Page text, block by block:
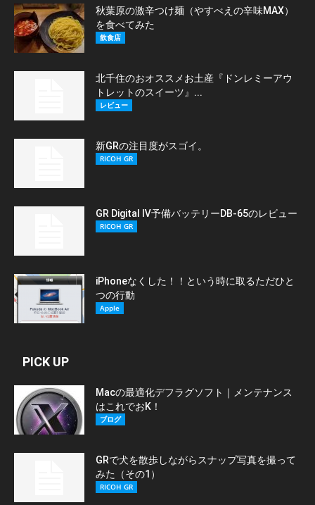
秋葉原の激辛つけ麺（やすべえの辛味MAX）
を食べてみた
飲食店
北千住のおオススメお土産『ドンレミーアウ
トレットのスイーツ』...
レビュー
新GRの注目度がスゴイ。
RICOH GR
GR Digital Ⅳ予備バッテリーDB-65のレビュー
RICOH GR
iPhoneなくした！！という時に取るただひと
つの行動
Apple
PICK UP
Macの最適化デフラグソフト｜メンテナンス
はこれでおK！
ブログ
GRで犬を散歩しながらスナップ写真を撮って
みた（その1）
RICOH GR